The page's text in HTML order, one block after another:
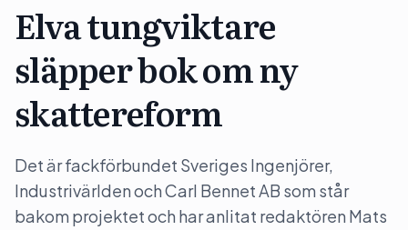
Elva tungviktare
släpper bok om ny
skattereform
Det är fackförbundet Sveriges Ingenjörer,
Industrivärlden och Carl Bennet AB som står
bakom projektet och har anlitat redaktören Mats